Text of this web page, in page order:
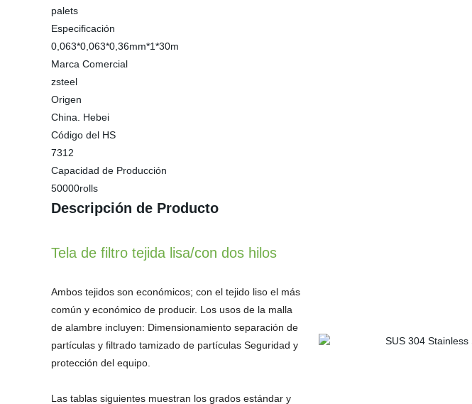
palets
Especificación
0,063*0,063*0,36mm*1*30m
Marca Comercial
zsteel
Origen
China. Hebei
Código del HS
7312
Capacidad de Producción
50000rolls
Descripción de Producto
Tela de filtro tejida lisa/con dos hilos
Ambos tejidos son económicos; con el tejido liso el más
común y económico de producir. Los usos de la malla
de alambre incluyen: Dimensionamiento separación de
partículas y filtrado tamizado de partículas Seguridad y
protección del equipo.
Las tablas siguientes muestran los grados estándar y